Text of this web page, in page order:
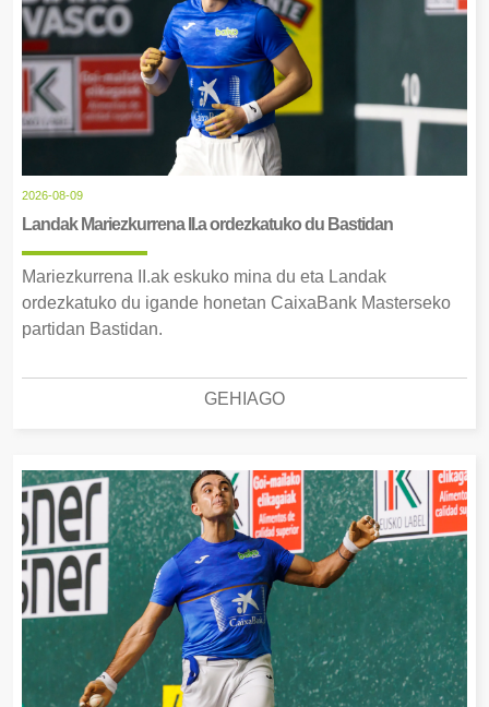
2026-08-09
Landak Mariezkurrena II.a ordezkatuko du Bastidan
Mariezkurrena II.ak eskuko mina du eta Landak
ordezkatuko du igande honetan CaixaBank Masterseko
partidan Bastidan.
GEHIAGO